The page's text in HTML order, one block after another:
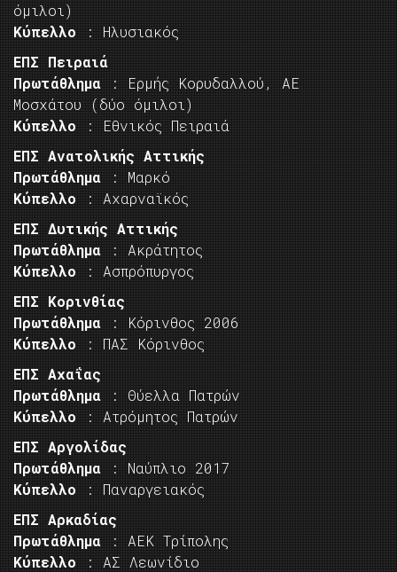
όμιλοι)
Κύπελλο : Ηλυσιακός
ΕΠΣ Πειραιά
Πρωτάθλημα : Ερμής Κορυδαλλού, ΑΕ
Μοσχάτου (δύο όμιλοι)
Κύπελλο : Εθνικός Πειραιά
ΕΠΣ Ανατολικής Αττικής
Πρωτάθλημα : Μαρκό
Κύπελλο : Αχαρναϊκός
ΕΠΣ Δυτικής Αττικής
Πρωτάθλημα : Ακράτητος
Κύπελλο : Ασπρόπυργος
ΕΠΣ Κορινθίας
Πρωτάθλημα : Κόρινθος 2006
Κύπελλο : ΠΑΣ Κόρινθος
ΕΠΣ Αχαΐας
Πρωτάθλημα : Θύελλα Πατρών
Κύπελλο : Ατρόμητος Πατρών
ΕΠΣ Αργολίδας
Πρωτάθλημα : Ναύπλιο 2017
Κύπελλο : Παναργειακός
ΕΠΣ Αρκαδίας
Πρωτάθλημα : ΑΕΚ Τρίπολης
Κύπελλο : ΑΣ Λεωνίδιο